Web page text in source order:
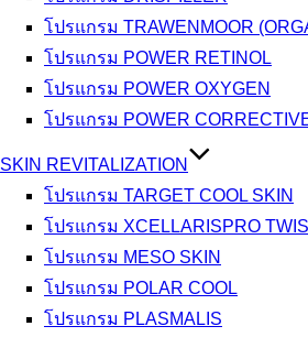
โปรแกรม TRAWENMOOR
โปรแกรม POWER RETINOL
โปรแกรม POWER OXYGEN
โปรแกรม POWER
SKIN REVITALIZATION
โปรแกรม TARGET COOL SKIN
โปรแกรม XCELLARISPRO
โปรแกรม MESO SKIN
โปรแกรม POLAR COOL
โปรแกรม PLASMALIS